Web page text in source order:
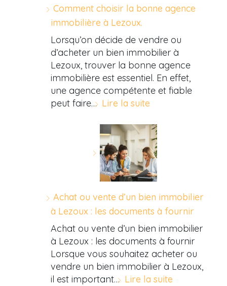
Comment choisir la bonne agence
immobilière à Lezoux.
Lorsqu’on décide de vendre ou
d’acheter un bien immobilier à
Lezoux, trouver la bonne agence
immobilière est essentiel. En effet,
une agence compétente et fiable
peut faire… Lire la suite
Achat ou vente d’un bien immobilier
à Lezoux : les documents à fournir
Achat ou vente d’un bien immobilier
à Lezoux : les documents à fournir
Lorsque vous souhaitez acheter ou
vendre un bien immobilier à Lezoux,
il est important… Lire la suite